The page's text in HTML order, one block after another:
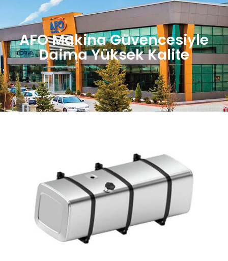
AFO Makina Güvencesiyle
Daima Yüksek Kalite